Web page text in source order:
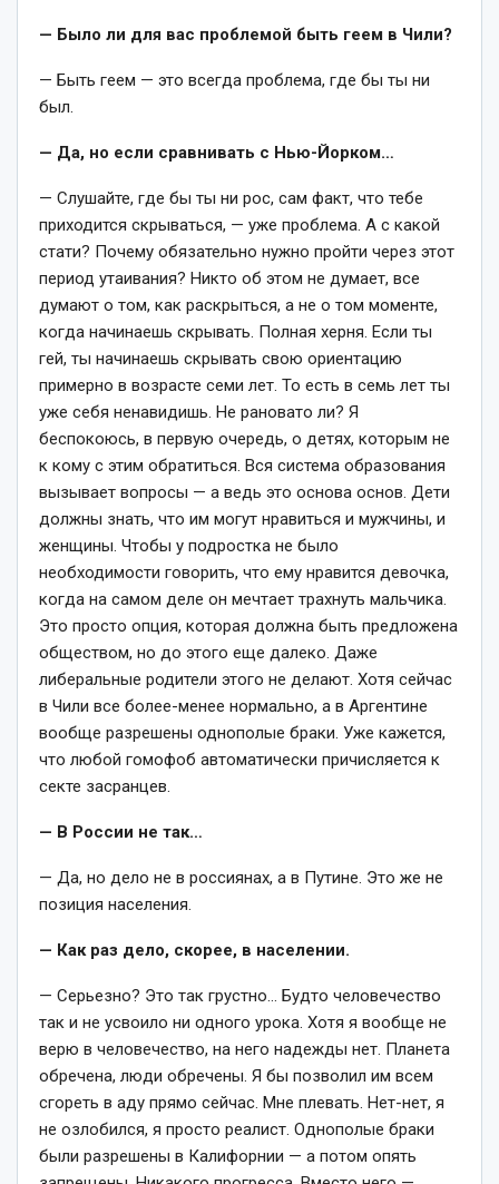
— Было ли для вас проблемой быть геем в Чили?
— Быть геем — это всегда проблема, где бы ты ни
был.
— Да, но если сравнивать с Нью-Йорком…
— Слушайте, где бы ты ни рос, сам факт, что тебе
приходится скрываться, — уже проблема. А с какой
стати? Почему обязательно нужно пройти через этот
период утаивания? Никто об этом не думает, все
думают о том, как раскрыться, а не о том моменте,
когда начинаешь скрывать. Полная херня. Если ты
гей, ты начинаешь скрывать свою ориентацию
примерно в возрасте семи лет. То есть в семь лет ты
уже себя ненавидишь. Не рановато ли? Я
беспокоюсь, в первую очередь, о детях, которым не
к кому с этим обратиться. Вся система образования
вызывает вопросы — а ведь это основа основ. Дети
должны знать, что им могут нравиться и мужчины, и
женщины. Чтобы у подростка не было
необходимости говорить, что ему нравится девочка,
когда на самом деле он мечтает трахнуть мальчика.
Это просто опция, которая должна быть предложена
обществом, но до этого еще далеко. Даже
либеральные родители этого не делают. Хотя сейчас
в Чили все более-менее нормально, а в Аргентине
вообще разрешены однополые браки. Уже кажется,
что любой гомофоб автоматически причисляется к
секте засранцев.
— В России не так…
— Да, но дело не в россиянах, а в Путине. Это же не
позиция населения.
— Как раз дело, скорее, в населении.
— Серьезно? Это так грустно… Будто человечество
так и не усвоило ни одного урока. Хотя я вообще не
верю в человечество, на него надежды нет. Планета
обречена, люди обречены. Я бы позволил им всем
сгореть в аду прямо сейчас. Мне плевать. Нет-нет, я
не озлобился, я просто реалист. Однополые браки
были разрешены в Калифорнии — а потом опять